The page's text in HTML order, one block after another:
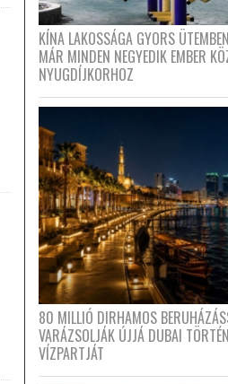
KÍNA LAKOSSÁGA GYORS
MÁR MINDEN NEGYEDIK EMBER
NYUGDÍJKORHOZ
80 MILLIÓ DIRHAMOS
VARÁZSOLJÁK ÚJJÁ DUBAI
VÍZPARTJÁT